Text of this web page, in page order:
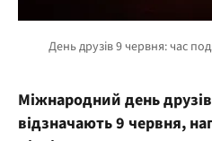
Міжнародний день
відзначають 9 червня,